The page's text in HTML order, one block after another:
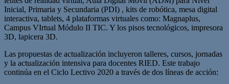
Inicial, Primaria y Secundaria (PDI) , kits de robótica, mesa digital
interactiva, tablets, 4 plataformas virtuales como: Magnaplus,
Campus VIrtual Módulo II TIC. Y los pisos tecnológicos, impresora
3D, lapicera 3D.
Las propuestas de actualización incluyeron talleres, cursos, jornadas
y la actualización intensiva para docentes RIED. Este trabajo
continúa en el Ciclo Lectivo 2020 a través de dos líneas de acción: